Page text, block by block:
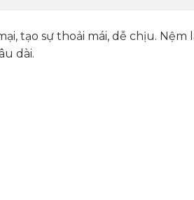
tạo sự thoải mái, dễ chịu.
dài.